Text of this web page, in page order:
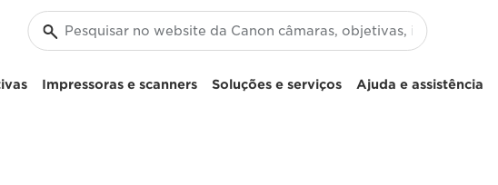
Impressoras e scanners Soluções e serviços Ajuda e assistência